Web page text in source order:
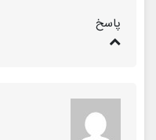
پاسخ